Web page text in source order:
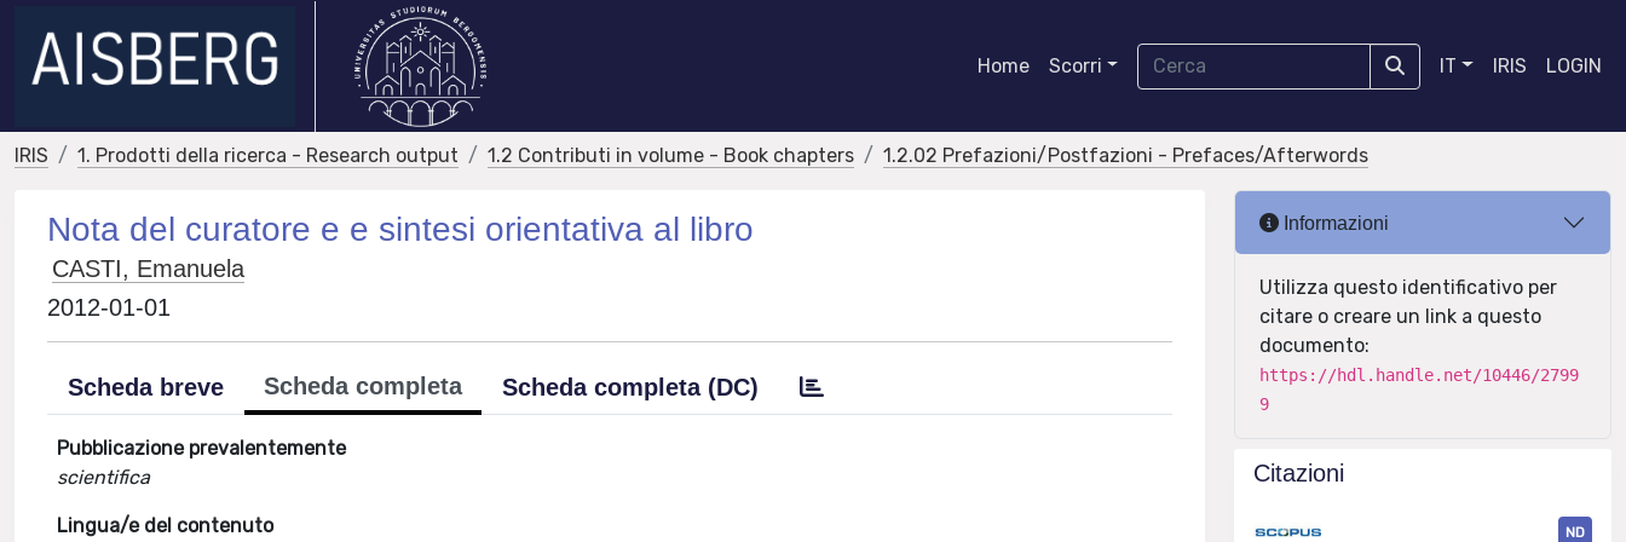
Home Scorri IT IRIS LOGIN
IRIS 1. Prodotti della ricerca - Research output 1.2 Contributi in volume - Book chapters 1.2.02 Prefazioni/Postfazioni - Prefaces/Afterwords
Nota del curatore e e sintesi orientativa al libro
CASTI, Emanuela
2012-01-01
Scheda breve Scheda completa Scheda completa (DC)
Pubblicazione prevalentemente
scientifica
Lingua/e del contenuto
Informazioni
Utilizza questo identificativo per
citare o creare un link a questo
documento:
https://hdl.handle.net/10446/2799
9
Citazioni
ND